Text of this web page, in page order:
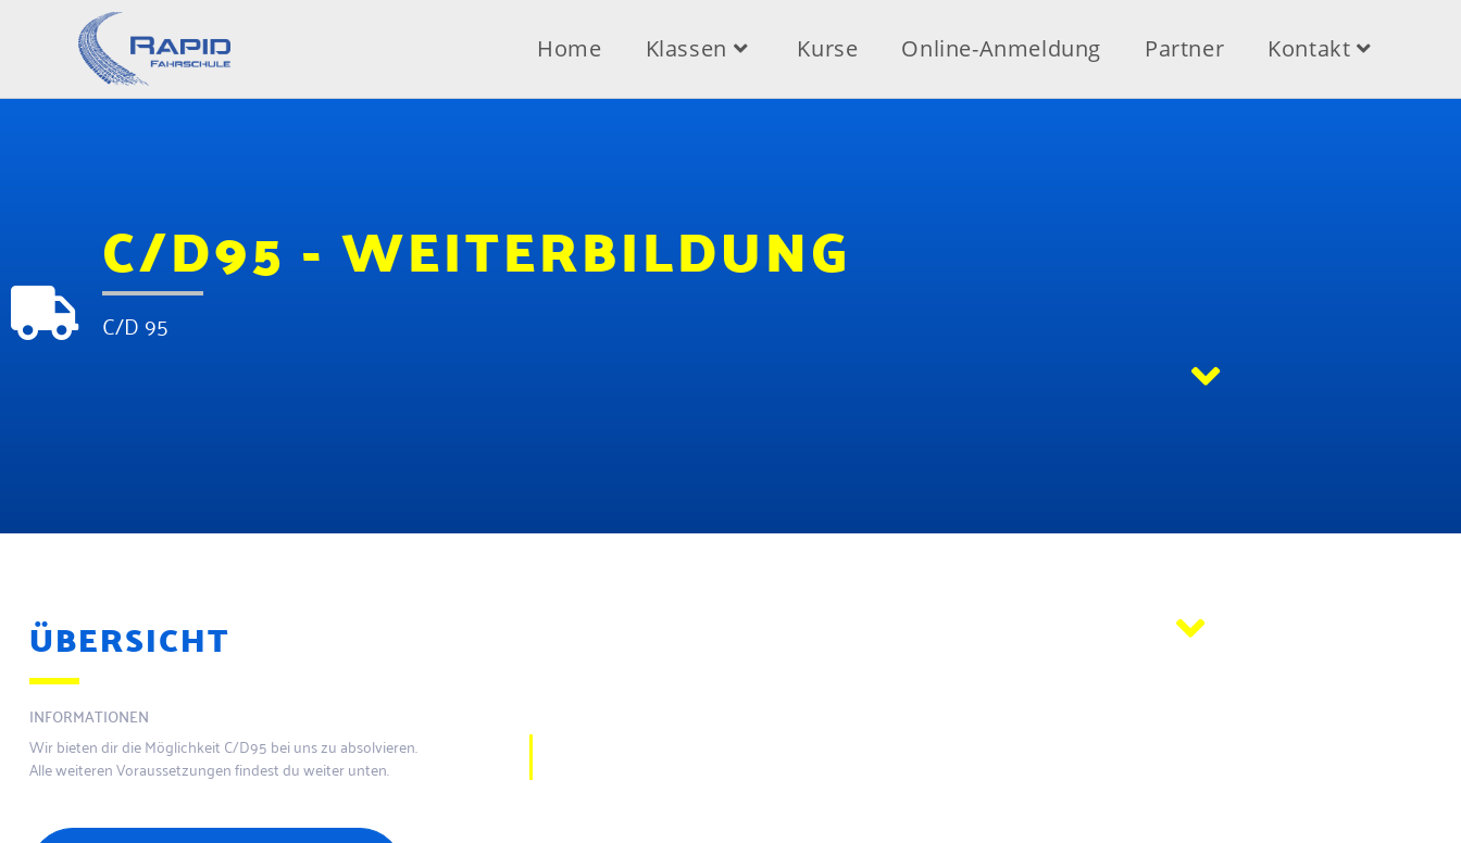
Home Klassen Kurse Online-Anmeldung Partner Kontakt
C/D95 - WEITERBILDUNG
C/d 95
ÜBERSICHT
INFORMATIONEN
Wir bieten dir die Möglichkeit C/D95 bei uns zu absolvieren.
Alle weiteren Voraussetzungen findest du weiter unten.